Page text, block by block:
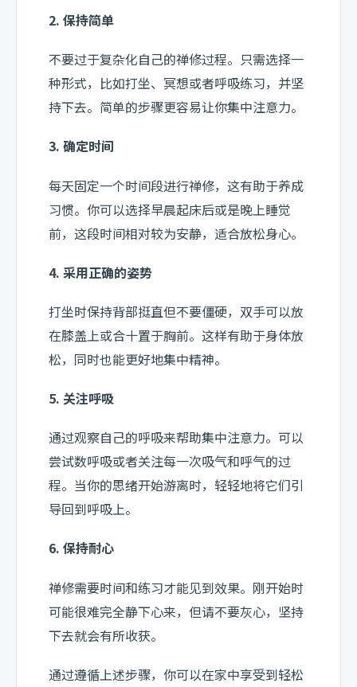
2. 保持简单
不要过于复杂化自己的禅修过程。只需选择一
种形式，比如打坐、冥想或者呼吸练习，并坚
持下去。简单的步骤更容易让你集中注意力。
3. 确定时间
每天固定一个时间段进行禅修，这有助于养成
习惯。你可以选择早晨起床后或是晚上睡觉
前，这段时间相对较为安静，适合放松身心。
4. 采用正确的姿势
打坐时保持背部挺直但不要僵硬，双手可以放
在膝盖上或合十置于胸前。这样有助于身体放
松，同时也能更好地集中精神。
5. 关注呼吸
通过观察自己的呼吸来帮助集中注意力。可以
尝试数呼吸或者关注每一次吸气和呼气的过
程。当你的思绪开始游离时，轻轻地将它们引
导回到呼吸上。
6. 保持耐心
禅修需要时间和练习才能见到效果。刚开始时
可能很难完全静下心来，但请不要灰心，坚持
下去就会有所收获。
通过遵循上述步骤，你可以在家中享受到轻松